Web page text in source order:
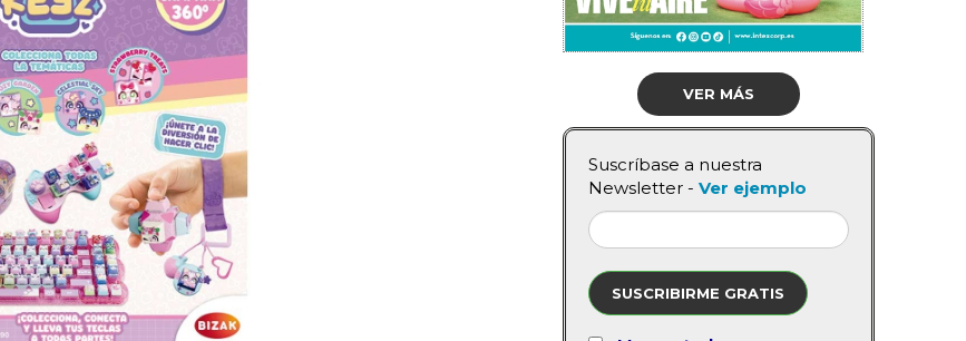
VER MÁS
Suscríbase a nuestra
Newsletter - Ver ejemplo
SUSCRIBIRME GRATIS